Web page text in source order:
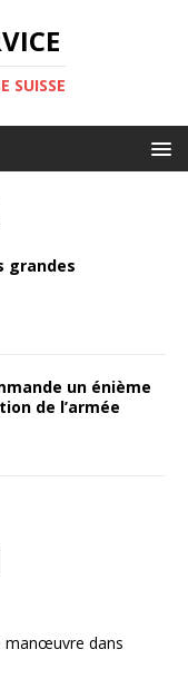
SUISSE
grandes
un énième
de l’armée
manœuvre dans